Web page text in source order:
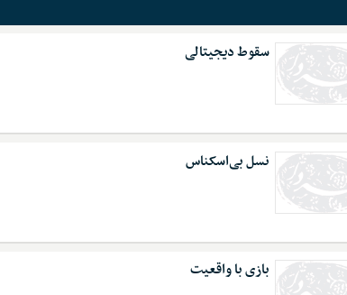
سقوط دیجیتالی
نسل بی‌اسکناس
بازی با واقعیت